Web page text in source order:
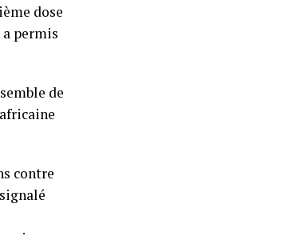
dose
permis
de
contre